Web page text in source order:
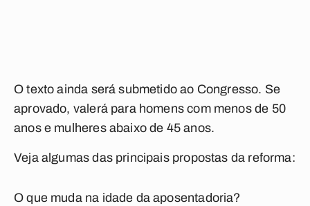
O texto ainda será submetido ao Congresso. Se
aprovado, valerá para homens com menos de 50
anos e mulheres abaixo de 45 anos.
Veja algumas das principais propostas da reforma:
O que muda na idade da aposentadoria?